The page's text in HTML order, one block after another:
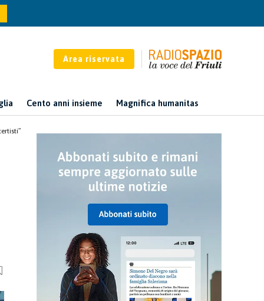
Area riservata
Cento anni insieme Magnifica humanitas